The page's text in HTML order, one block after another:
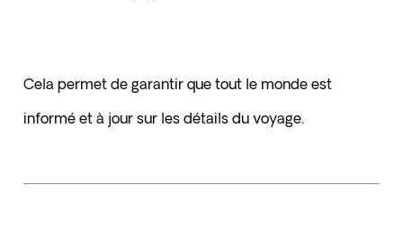
Cela permet de garantir que tout le monde est
informé et à jour sur les détails du voyage.